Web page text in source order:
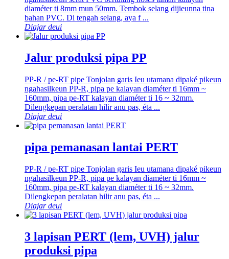
diaméter ti 8mm mun 50mm. Tembok selang dijieunna tina
bahan PVC. Di tengah selang, aya f ...
Diajar deui
Jalur produksi pipa PP
PP-R / pe-RT pipe Tonjolan garis Ieu utamana dipaké pikeun
ngahasilkeun PP-R, pipa pe kalayan diaméter ti 16mm ~
160mm, pipa pe-RT kalayan diaméter ti 16 ~ 32mm.
Dilengkepan peralatan hilir anu pas, éta ...
Diajar deui
pipa pemanasan lantai PERT
PP-R / pe-RT pipe Tonjolan garis Ieu utamana dipaké pikeun
ngahasilkeun PP-R, pipa pe kalayan diaméter ti 16mm ~
160mm, pipa pe-RT kalayan diaméter ti 16 ~ 32mm.
Dilengkepan peralatan hilir anu pas, éta ...
Diajar deui
3 lapisan PERT (lem, UVH) jalur
produksi pipa